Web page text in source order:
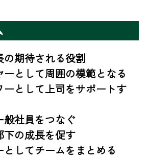
の期待される役割
として周囲の模範となる
として上司をサポートす
社員をつなぐ
下の成長を促す
してチームをまとめる